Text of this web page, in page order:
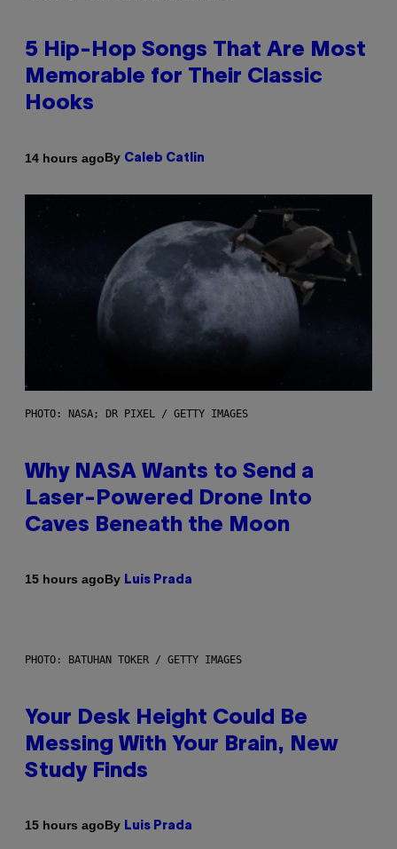
5 Hip-Hop Songs That Are Most
Memorable for Their Classic
Hooks
14 hours agoBy Caleb Catlin
PHOTO: NASA; DR PIXEL / GETTY IMAGES
Why NASA Wants to Send a
Laser-Powered Drone Into
Caves Beneath the Moon
15 hours agoBy Luis Prada
PHOTO: BATUHAN TOKER / GETTY IMAGES
Your Desk Height Could Be
Messing With Your Brain, New
Study Finds
15 hours agoBy Luis Prada